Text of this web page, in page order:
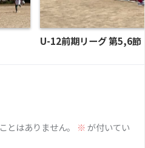
U-12前期リーグ 第5,6節
とはありません。 ※が付いてい